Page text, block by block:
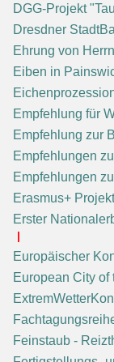
DGG-Projekt
Dresdner
Ehrung von
Eiben in
Empfehlung für
Empfehlung zur
Empfehlungen
Empfehlungen
Erasmus+
Erster
Europäischer
European City of
Feinstaub -